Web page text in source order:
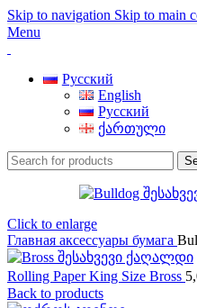
Skip to navigation Skip to main
Menu
Русский
English
Русский
ქართული
Click to enlarge
Главная аксессуары бумага
Rolling Paper King Size Bross
Back to products